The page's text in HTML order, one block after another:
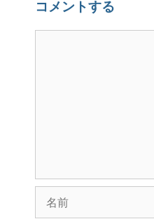
コメントする